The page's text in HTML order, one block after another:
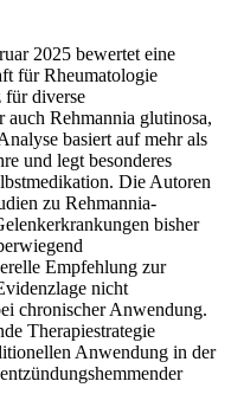
2025 bewertet eine
für Rheumatologie
für diverse
auch Rehmannia glutinosa,
basiert auf mehr als
und legt besonderes
Die Autoren
zu Rehmannia-
bisher
Empfehlung zur
nicht
chronischer Anwendung.
Therapiestrategie
Anwendung in der